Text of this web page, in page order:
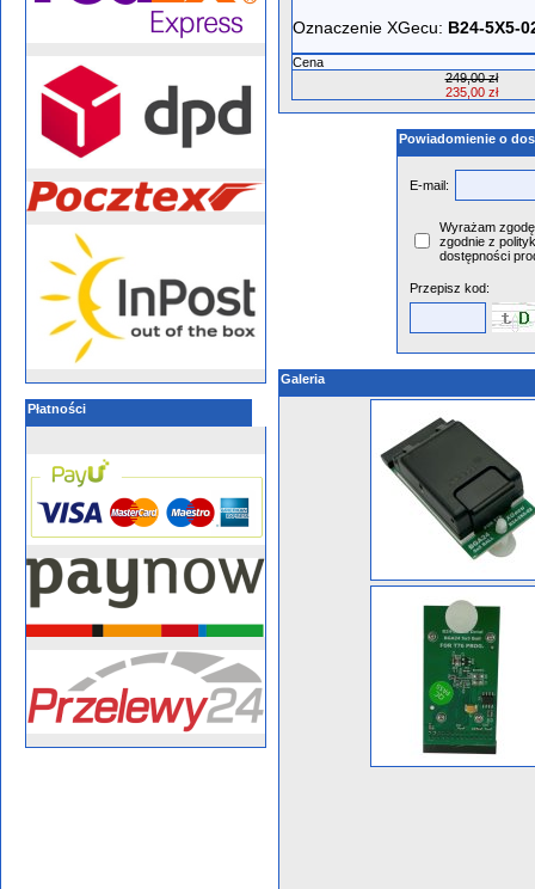
Płatności
Oznaczenie XGecu: B24-5X5-
Cena
249,00 zł
235,00 zł
Powiadomienie o
E-mail:
Wyrażam
zgodnie z
dostępności
Przepisz kod:
Galeria